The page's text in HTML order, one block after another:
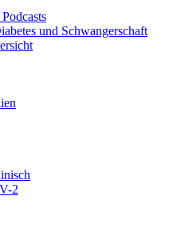
und Schwangerschaft
2